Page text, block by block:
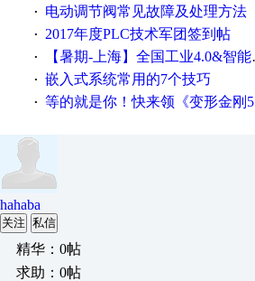
·
电动调节阀常见故障及处理方法
· 2017年度PLC技术军团签到帖
· 【暑期-上海】全国工业4.0&智能制造高级培训班通知！
· 嵌入式系统常用的7个技巧
· 等的就是你！快来领《变形金刚5》观影券
hahaba
关注 私信
精华：0帖
求助：0帖